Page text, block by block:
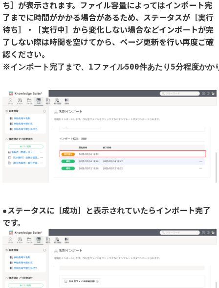
ち］が表示されます。
ファイル容量によってはインポート完
了までに時間がかかる場合があるため、ステータスが［実行
待ち］・［実行中］から変化しない場合などインポートが完
了しない際は時間を空けてから、ページ更新を行い再度ご確
認ください。
※インポート完了まで、1ファイル500件あたり5分程度かか
●ステータスに［成功］と表示されていたらインポート完了
です。